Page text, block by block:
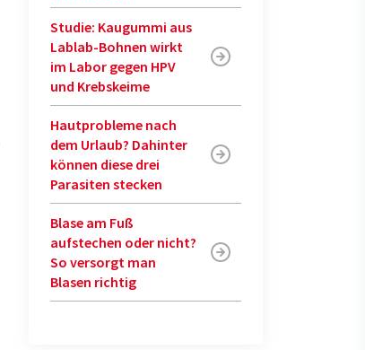
Studie: Kaugummi aus
Lablab-Bohnen wirkt
im Labor gegen HPV
und Krebskeime
Hautprobleme nach
dem Urlaub? Dahinter
können diese drei
Parasiten stecken
Blase am Fuß
aufstechen oder nicht?
So versorgt man
Blasen richtig